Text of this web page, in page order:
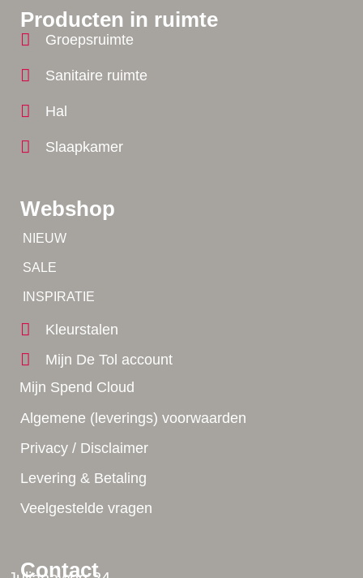
Contact
Webshop
NIEUW
SALE
INSPIRATIE
Kleurstalen
Mijn De Tol account
Mijn Spend Cloud
Algemene (leverings) voorwaarden
Privacy / Disclaimer
Levering & Betaling
Veelgestelde vragen
Producten in ruimte
Groepsruimte
Sanitaire ruimte
Hal
Slaapkamer